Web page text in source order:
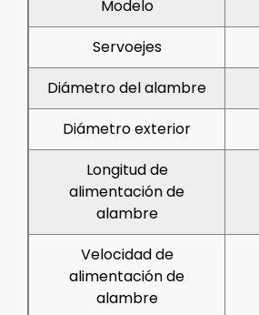
Modelo
Servoejes
Diámetro del alambre
Diámetro exterior
Longitud de
alimentación de
alambre
Velocidad de
alimentación de
alambre